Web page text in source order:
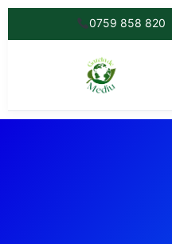
0759 858 820